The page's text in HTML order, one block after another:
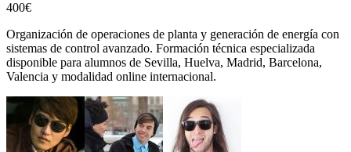
400€
Organización de operaciones de planta y generación de energía con
sistemas de control avanzado. Formación técnica especializada
disponible para alumnos de Sevilla, Huelva, Madrid, Barcelona,
Valencia y modalidad online internacional.